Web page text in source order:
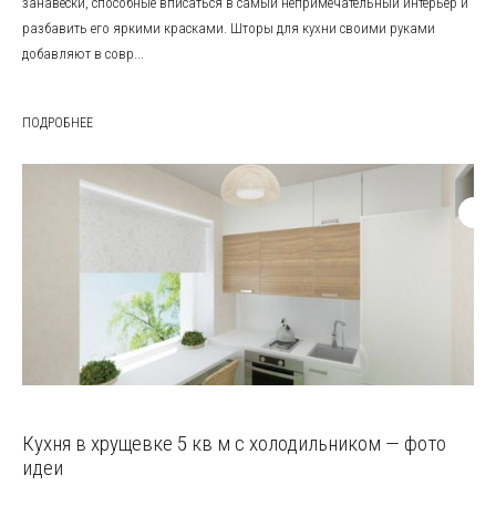
разбавить его яркими красками. Шторы для кухни своими руками
добавляют в совр...
ПОДРОБНЕЕ
Кухня в хрущевке 5 кв м с холодильником — фото
идеи